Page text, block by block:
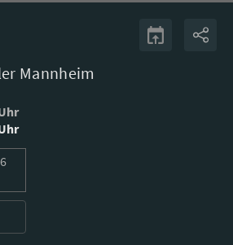
Mannheim